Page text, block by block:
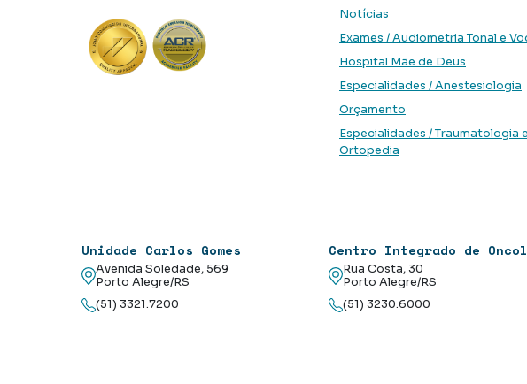
Notícias
Exames / Audiometria Tonal e
Hospital Mãe de Deus
Especialidades / Anestesiologia
Orçamento
Especialidades / Traumatologia e
Ortopedia
Unidade Carlos Gomes
Avenida Soledade, 569
Porto Alegre/RS
(51) 3321.7200
Centro Integrado de
Rua Costa, 30
Porto Alegre/RS
(51) 3230.6000